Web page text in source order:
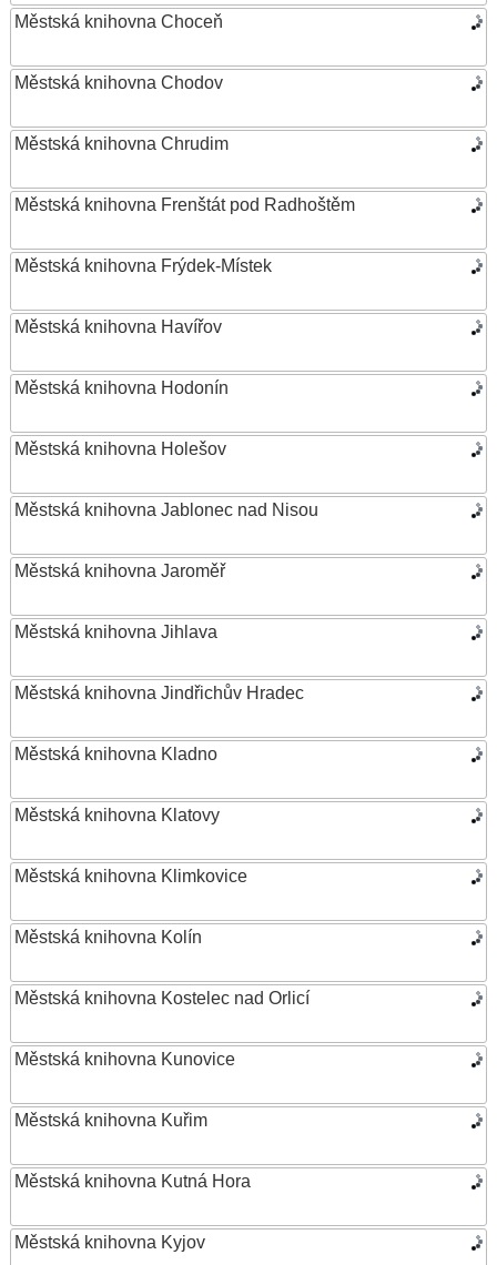
Městská knihovna Choceň
Městská knihovna Chodov
Městská knihovna Chrudim
Městská knihovna Frenštát pod Radhoštěm
Městská knihovna Frýdek-Místek
Městská knihovna Havířov
Městská knihovna Hodonín
Městská knihovna Holešov
Městská knihovna Jablonec nad Nisou
Městská knihovna Jaroměř
Městská knihovna Jihlava
Městská knihovna Jindřichův Hradec
Městská knihovna Kladno
Městská knihovna Klatovy
Městská knihovna Klimkovice
Městská knihovna Kolín
Městská knihovna Kostelec nad Orlicí
Městská knihovna Kunovice
Městská knihovna Kuřim
Městská knihovna Kutná Hora
Městská knihovna Kyjov